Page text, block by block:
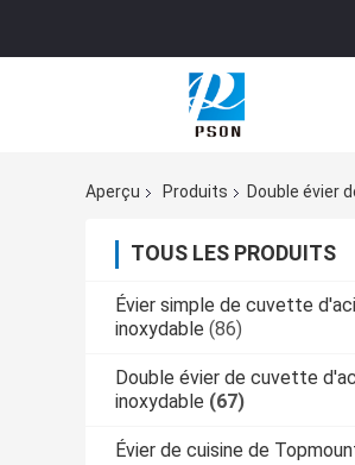
Aperçu
Produits Double évier
TOUS LES PRODUITS
Évier simple de cuvette
inoxydable (86)
Double évier de cuvette
inoxydable (67)
Évier de cuisine de